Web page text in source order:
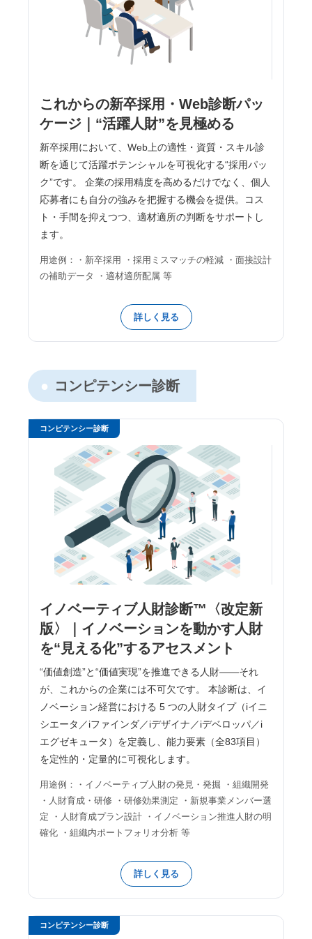
これからの新卒採用・Web診断パッ
ケージ｜“活躍人財”を見極める
新卒採用において、Web上の適性・資質・スキル診
断を通じて活躍ポテンシャルを可視化する“採用パッ
ク”です。 企業の採用精度を高めるだけでなく、個人
応募者にも自分の強みを把握する機会を提供。コス
ト・手間を抑えつつ、適材適所の判断をサポートし
ます。
用途例：・新卒採用 ・採用ミスマッチの軽減 ・面接設計
の補助データ ・適材適所配属 等
詳しく見る
コンピテンシー診断
コンピテンシー診断
イノベーティブ人財診断™〈改定新
版〉｜イノベーションを動かす人財
を“見える化”するアセスメント
“価値創造”と“価値実現”を推進できる人財――それ
が、これからの企業には不可欠です。 本診断は、イ
ノベーション経営における 5 つの人財タイプ（iイニ
シエータ／iファインダ／iデザイナ／iデベロッパ／i
エグゼキュータ）を定義し、能力要素（全83項目）
を定性的・定量的に可視化します。
用途例：・イノベーティブ人財の発見・発掘 ・組織開発
・人財育成・研修 ・研修効果測定 ・新規事業メンバー選
定 ・人財育成プラン設計 ・イノベーション推進人財の明
確化 ・組織内ポートフォリオ分析 等
詳しく見る
コンピテンシー診断